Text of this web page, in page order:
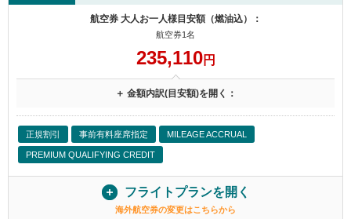
航空券 大人お一人様目安額（燃油込）：
航空券1名
235,110円
＋ 金額内訳(目安額)を開く：
正規割引 事前有料座席指定 MILEAGE ACCRUAL
PREMIUM QUALIFYING CREDIT
フライトプランを開く
海外航空券の変更はこちらから